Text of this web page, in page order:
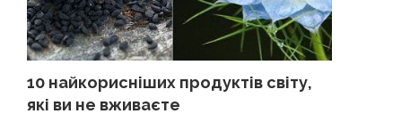
10 найкорисніших продуктів світу,
які ви не вживаєте